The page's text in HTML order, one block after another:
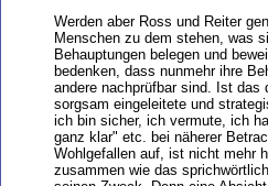
Werden aber Ross und Reiter
Menschen zu dem stehen, was
Behauptungen belegen und
bedenken, dass nunmehr ihre
andere nachprüfbar sind. Ist das
sorgsam eingeleitete und
ich bin sicher, ich vermute, ich
ganz klar" etc. bei näherer
Wohlgefallen auf, ist nicht mehr
zusammen wie das